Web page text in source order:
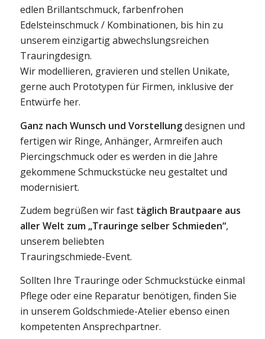
(Wikinger/Kelten) über modische Silbertrends,
edlen Brillantschmuck, farbenfrohen
Edelsteinschmuck / Kombinationen, bis hin zu
unserem einzigartig abwechslungsreichen
Trauringdesign.
Wir modellieren, gravieren und stellen Unikate,
gerne auch Prototypen für Firmen, inklusive der
Ganz nach Wunsch und Vorstellungdesignen und
fertigen wir Ringe, Anhänger, Armreifen auch
Piercingschmuck oder es werden in die Jahre
gekommene Schmuckstücke neu gestaltet und
Zudem begrüßen wir fasttäglich Brautpaare aus
aller Welt zum „Trauringe selber Schmieden“
unserem beliebten
Sollten Ihre Trauringe oder Schmuckstücke einmal
Pflege oder eine Reparatur benötigen, finden Sie
in unserem Goldschmiede-Atelier ebenso einen